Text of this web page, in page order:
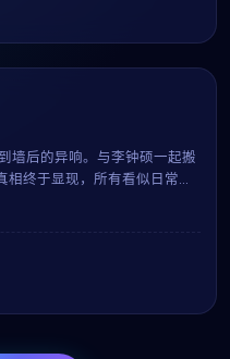
墙后的异响。与李钟硕一起搬
终于显现，所有看似日常的
的音效与克制的镜头，呈现一